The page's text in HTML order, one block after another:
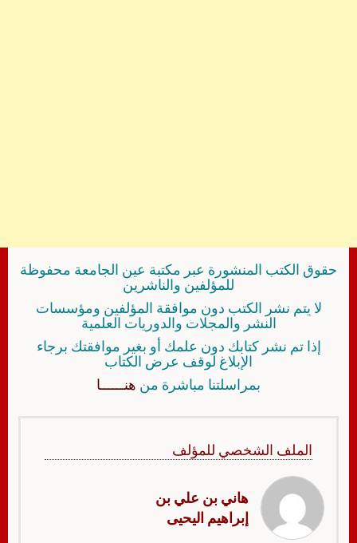
حقوق الكتب المنشورة عبر مكتبة عين الجامعة محفوظة
للمؤلفين والناشرين
لا يتم نشر الكتب دون موافقة المؤلفين ومؤسسات
النشر والمجلات والدوريات العلمية
إذا تم نشر كتابك دون علمك أو بغير موافقتك برجاء
الإبلاغ لوقف عرض الكتاب
بمراسلتنا مباشرة من هنــــــا
الملف الشخصي للمؤلف
هاني بن علي بن
إبراهيم اليحيى